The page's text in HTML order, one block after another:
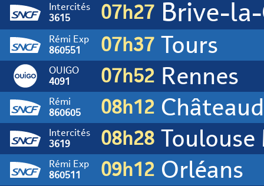
Intercités
3615
07h27
Rémi Exp
860551
07h37 Tours
OUIGO
4091
07h52 Rennes
Rémi
860605
08h12
Intercités
3619
08h28
Rémi Exp
860511
09h12 Orléans